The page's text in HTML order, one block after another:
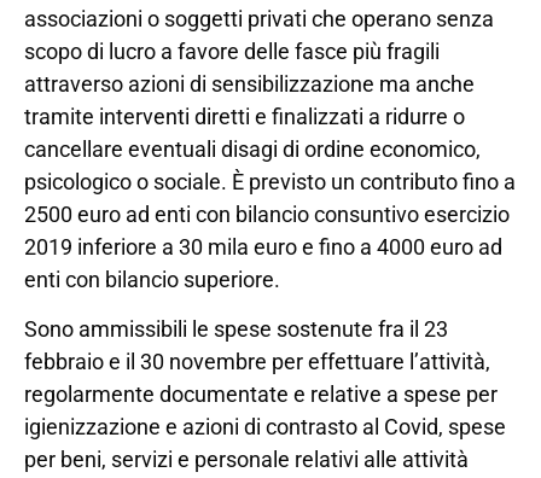
associazioni o soggetti privati che operano senza
scopo di lucro a favore delle fasce più fragili
attraverso azioni di sensibilizzazione ma anche
tramite interventi diretti e finalizzati a ridurre o
cancellare eventuali disagi di ordine economico,
psicologico o sociale. È previsto un contributo fino a
2500 euro ad enti con bilancio consuntivo esercizio
2019 inferiore a 30 mila euro e fino a 4000 euro ad
enti con bilancio superiore.
Sono ammissibili le spese sostenute fra il 23
febbraio e il 30 novembre per effettuare l’attività,
regolarmente documentate e relative a spese per
igienizzazione e azioni di contrasto al Covid, spese
per beni, servizi e personale relativi alle attività